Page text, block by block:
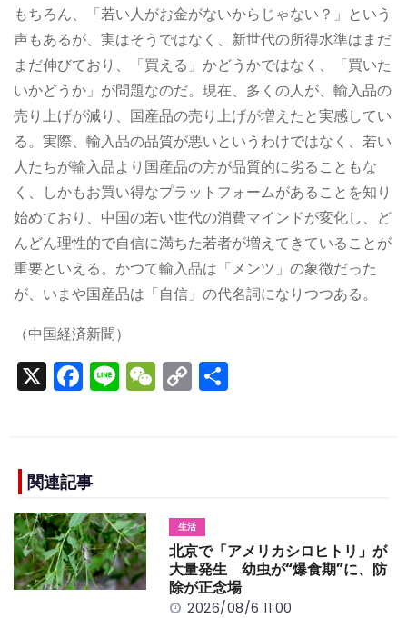
もちろん、「若い人がお金がないからじゃない？」という
声もあるが、実はそうではなく、新世代の所得水準はまだ
まだ伸びており、「買える」かどうかではなく、「買いた
いかどうか」が問題なのだ。現在、多くの人が、輸入品の
売り上げが減り、国産品の売り上げが増えたと実感してい
る。実際、輸入品の品質が悪いというわけではなく、若い
人たちが輸入品より国産品の方が品質的に劣ることもな
く、しかもお買い得なプラットフォームがあることを知り
始めており、中国の若い世代の消費マインドが変化し、ど
んどん理性的で自信に満ちた若者が増えてきていることが
重要といえる。かつて輸入品は「メンツ」の象徴だった
が、いまや国産品は「自信」の代名詞になりつつある。
（中国経済新聞）
X F
a
e
b
o
o
k
Li
n
W
e
C
o
n
k
関連記事
生活
北京で「アメリカシロヒトリ」が
大量発生 幼虫が“爆食期”に、防
除が正念場
2026/08/6 11:00